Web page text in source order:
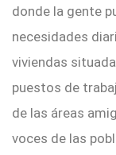
donde la gente
necesidades
viviendas
puestos de
de las áreas
voces de las